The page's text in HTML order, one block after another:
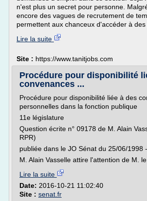
n'est plus un secret pour personne.
encore des vagues de recrutement de
permettent aux chanceux d'accéder à des
Lire la suite
Site : https://www.tanitjobs.com
Procédure pour disponibilité
convenances ...
Procédure pour disponibilité liée à des
personnelles dans la fonction publique
11e législature
Question écrite n° 09178 de M. Alain
RPR)
publiée dans le JO Sénat du 25/06/1998
M. Alain Vasselle attire l'attention de M. le
Lire la suite
Date: 2016-10-21 11:02:40
Site : senat.fr